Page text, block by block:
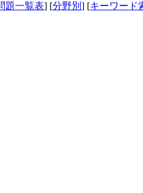
題一覧表] [分野別 ] [キーワード